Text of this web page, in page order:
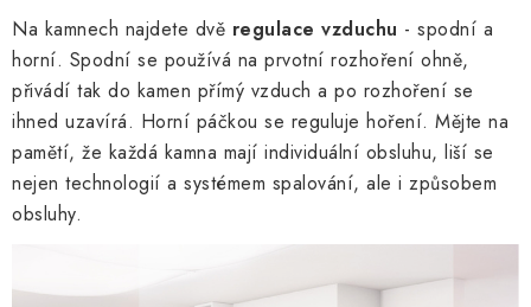
Na kamnech najdete dvě regulace vzduchu - spodní a
horní. Spodní se používá na prvotní rozhoření ohně,
přivádí tak do kamen přímý vzduch a po rozhoření se
ihned uzavírá. Horní páčkou se reguluje hoření. Mějte na
pamětí, že každá kamna mají individuální obsluhu, liší se
nejen technologií a systémem spalování, ale i způsobem
obsluhy.